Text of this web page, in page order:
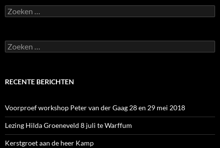
Zoeken
naar:
Zoeken
naar:
RECENTE BERICHTEN
Voorproef workshop Peter van der Gaag 28 en 29 mei 2018
Lezing Hilda Groeneveld 8 juli te Warffum
Kerstgroet aan de heer Kamp